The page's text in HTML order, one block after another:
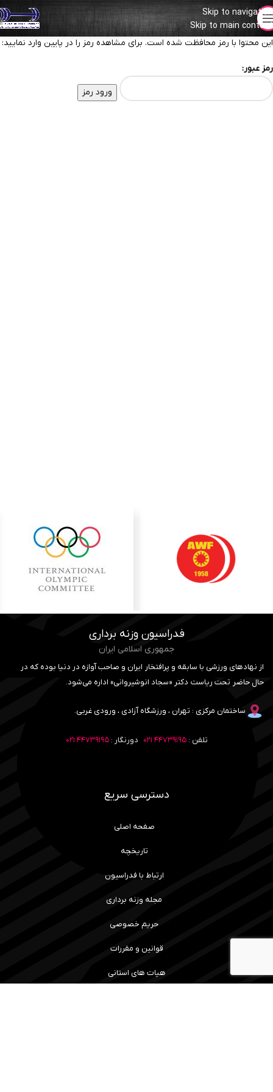
Skip to navigation
Skip to main content
این محتوا با رمز محافظت شده است. برای مشاهده رمز را در پایین وارد نمایید:
رمز عبور:
فدراسیون وزنه برداری
جمهوری اسلامی ایران
از نهادهای ورزشی با سابقه و پرافتخار ایران و صاحب آوازه در دنیا بوده که در
حال حاضر تحت ریاست دکتر «سجاد انوشیروانی» اداره می‌شود.
ساختمان مرکزی : تهران ، ورزشگاه آزادی ، ورودی غربی.
تلفن :۴۴۷۳۹۱۹۵ ۰۲۱ دورنگار :۴۴۷۳۹۱۹۵ ۰۲۱
دسترسی سریع
صفحه اصلی
تاریخچه
ارتباط با فدراسیون
مجله وزنه برداری
حریم خصوصی
قوانین و مقررات
هیات های استانی